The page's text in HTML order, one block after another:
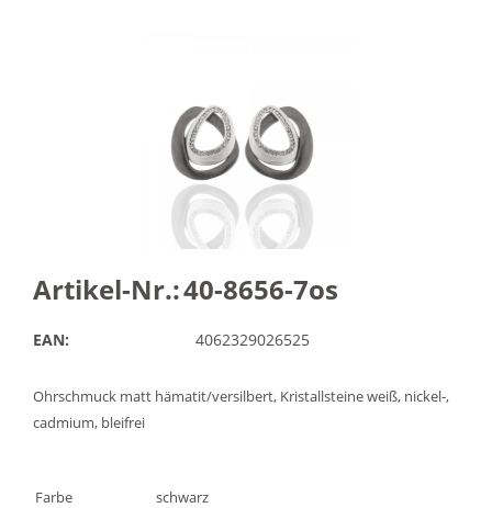
Artikel-Nr.:40-8656-7os
EAN: 4062329026525
Ohrschmuck matt hämatit/versilbert, Kristallsteine weiß, nickel-,
cadmium, bleifrei
Farbe
schwarz